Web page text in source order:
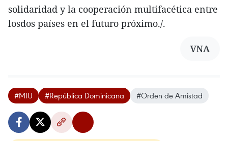
solidaridad y la cooperación multifacética entre
losdos países en el futuro próximo./.
VNA
#MIU #República Dominicana #Orden de Amistad